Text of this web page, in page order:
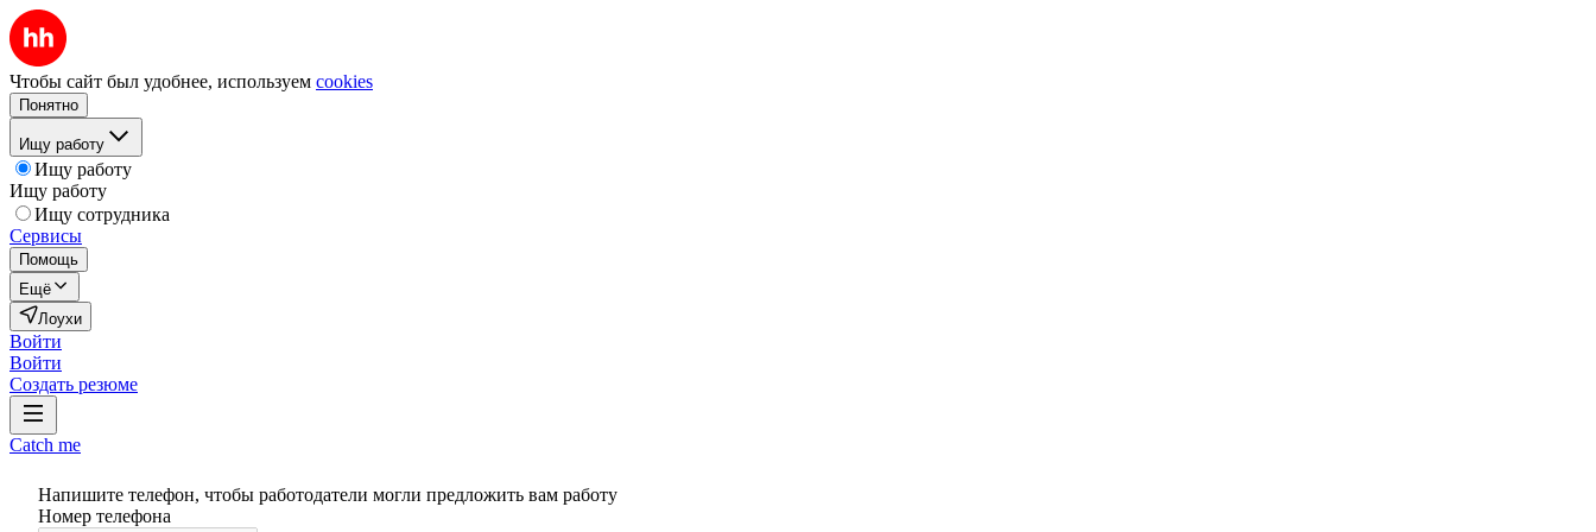
Чтобы сайт был удобнее, используем cookies
Понятно
Ищу работу
Ищу работу
Ищу работу
Ищу сотрудника
Сервисы
Помощь
Ещё
Лоухи
Войти
Войти
Создать резюме
Catch me
Напишите телефон, чтобы работодатели могли предложить вам работу
Номер телефона